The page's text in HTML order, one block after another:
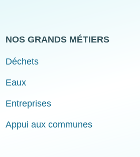
NOS GRANDS MÉTIERS
Déchets
Eaux
Entreprises
Appui aux communes